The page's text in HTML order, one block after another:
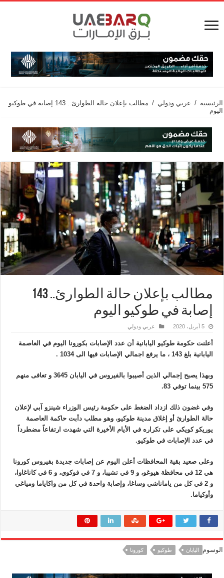
الرئيسية / عربي ودولي /
مطالب بإعلان حالة الطوارئ.. 143 إصابة في طوكيو
اليوم
مطالب بإعلان حالة الطوارئ.. 143
إصابة في طوكيو اليوم
5 أبريل، 2020 عربي ودولي
أعلنت حكومة طوكيو اليابانية أن عدد الإصابات بكورونا اليوم في العاصمة
اليابانية بلغ 143 ، ما يرفع اجمالي الإصابات فيها الى 1034 .
وبهذا يصبح إجمالي الذين أصيبوا بالفيروس في اليابان 3645 و تعافى منهم
575 بينما توفي 83.
وفي غضون ذلك ازداد الضغط على حكومة رئيس الوزراء شينزو آبي لإعلان
حالة الطوارئ أو إغلاق مدينة طوكيو، وهو مطلب دأبت حاكمة العاصمة
يوريكو كويكي على تكراره في الأيام الأخيرة التي شهدت ارتفاعاً مضطرداً
في عدد الإصابات في طوكيو.
وعلى صعيد بقية المحافظات أعلن اليوم عن إصابات جديدة بفيروس كورونا
هي 12 في محافظة هيوغو، و 9 في تشيبا، و 7 في فوكوي، و 6 في كاناغاوا،
و 2 في كل من ياماناشي وساغا، وإصابة واحدة في كل من واكاياما ومياغي
وأوكياما.
الوسوم اليابان طوكيو كورونا